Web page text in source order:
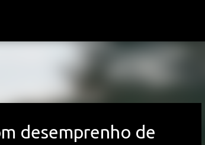
desemprenho de